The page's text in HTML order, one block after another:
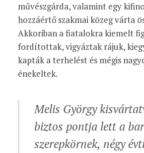
művészgárda, valamint egy
hozzáértő szakmai közeg várta
Akkoriban a fiatalokra kiemelt
fordítottak, vigyáztak rájuk,
kapták a terhelést és mégis
énekeltek.
Melis György
biztos pontja lett a
szerepkörnek, négy